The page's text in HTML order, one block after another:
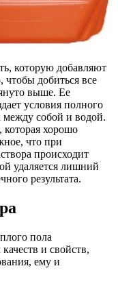
которую добавляют
чтобы добиться все
выше. Ее
условия полного
между собой и водой.
которая хорошо
что при
происходит
удаляется лишний
результата.
пола
и свойств,
ему и